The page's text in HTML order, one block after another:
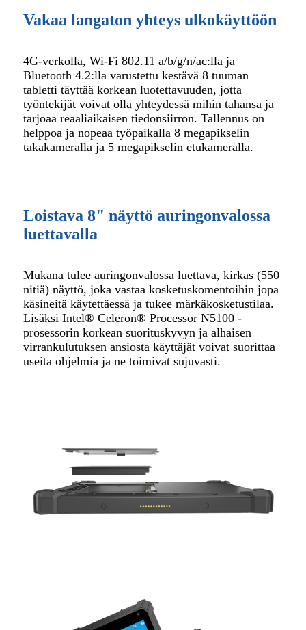
Vakaa langaton yhteys ulkokäyttöön
4G-verkolla, Wi-Fi 802.11 a/b/g/n/ac:lla ja
Bluetooth 4.2:lla varustettu kestävä 8 tuuman
tabletti täyttää korkean luotettavuuden, jotta
työntekijät voivat olla yhteydessä mihin tahansa ja
tarjoaa reaaliaikaisen tiedonsiirron. Tallennus on
helppoa ja nopeaa työpaikalla 8 megapikselin
takakameralla ja 5 megapikselin etukameralla.
Loistava 8" näyttö auringonvalossa
luettavalla
Mukana tulee auringonvalossa luettava, kirkas (550
nitiä) näyttö, joka vastaa kosketuskomentoihin jopa
käsineitä käytettäessä ja tukee märkäkosketustilaa.
Lisäksi Intel® Celeron® Processor N5100 -
prosessorin korkean suorituskyvyn ja alhaisen
virrankulutuksen ansiosta käyttäjät voivat suorittaa
useita ohjelmia ja ne toimivat sujuvasti.